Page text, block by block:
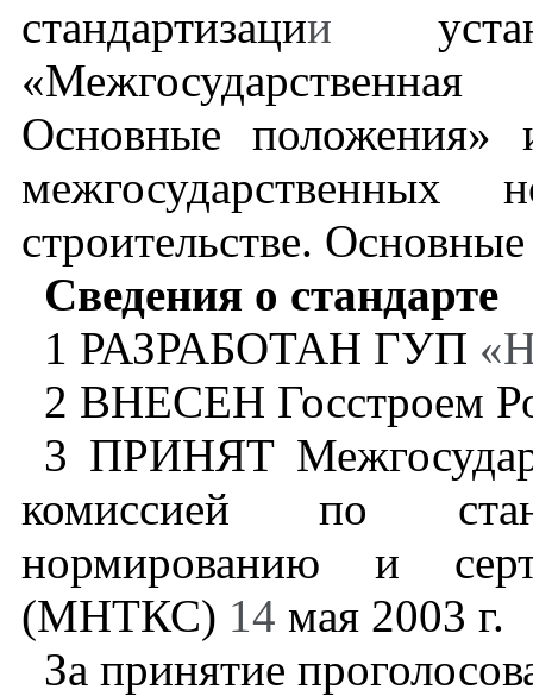
стандартизации
Основные
межгосударственных
строительстве.
Сведения о стандарте
1 РАЗРАБОТАН ГУП
2 ВНЕСЕН Госстроем
3 ПРИНЯТ
комиссией по
нормированию и
(МНТКС) 14 мая 2003 г.
За принятие